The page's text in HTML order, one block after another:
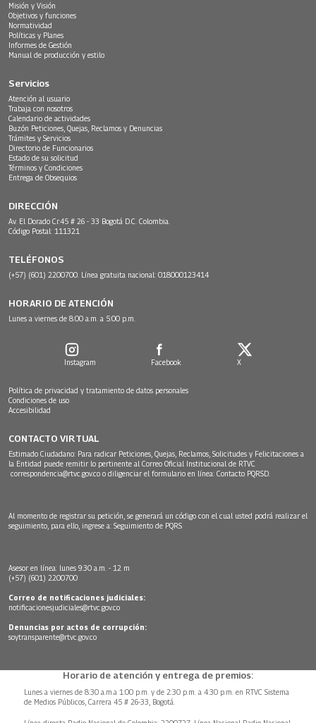
Misión y Visión
Objetivos y funciones
Normatividad
Políticas y Planes
Informes de Gestión
Manual de producción y estilo
Servicios
Atención al usuario
Trabaja con nosotros
Calendario de actividades
Buzón Peticiones, Quejas, Reclamos y Denuncias
Trámites y Servicios
Directorio de Funcionarios
Estado de su solicitud
Términos y Condiciones
Entrega de Obsequios
DIRECCIÓN
Av. El Dorado Cr.45 # 26 - 33 Bogotá D.C. Colombia.
Código Postal: 111321
TELÉFONOS
(+57) (601) 2200700. Línea gratuita nacional: 018000123414
HORARIO DE ATENCIÓN
Lunes a viernes de 8:00 a.m. a 5:00 p.m.
Instagram Facebook X
Política de privacidad y tratamiento de datos personales
Condiciones de uso
Accesibilidad
CONTACTO VIRTUAL
Estimado Ciudadano: Para radicar Peticiones, Quejas, Reclamos, Solicitudes y Felicitaciones a
la Entidad puede remitir lo pertinente al Correo Oficial Institucional de RTVC
correspondencia@rtvc.gov.co o diligenciar el formulario en línea: Contacto PQRSD.
Al momento de registrar su petición, se generará un código con el cual usted podrá realizar el
seguimiento, para ello, ingrese a: Seguimiento de PQRS
Asesor en línea: lunes 9:30 a.m. - 12 m
(+57) (601) 2200700
Correo de notificaciones judiciales:
notificacionesjudiciales@rtvc.gov.co
Denuncias por actos de corrupción:
soytransparente@rtvc.gov.co
Horario de atención y entrega de premios:
Lunes a viernes de 8:30 a.m.a 1:00 p.m. y de 2:30 p.m. a 4:30 p.m. en RTVC Sistema
de Medios Públicos, Carrera 45 # 26-33, Bogotá.